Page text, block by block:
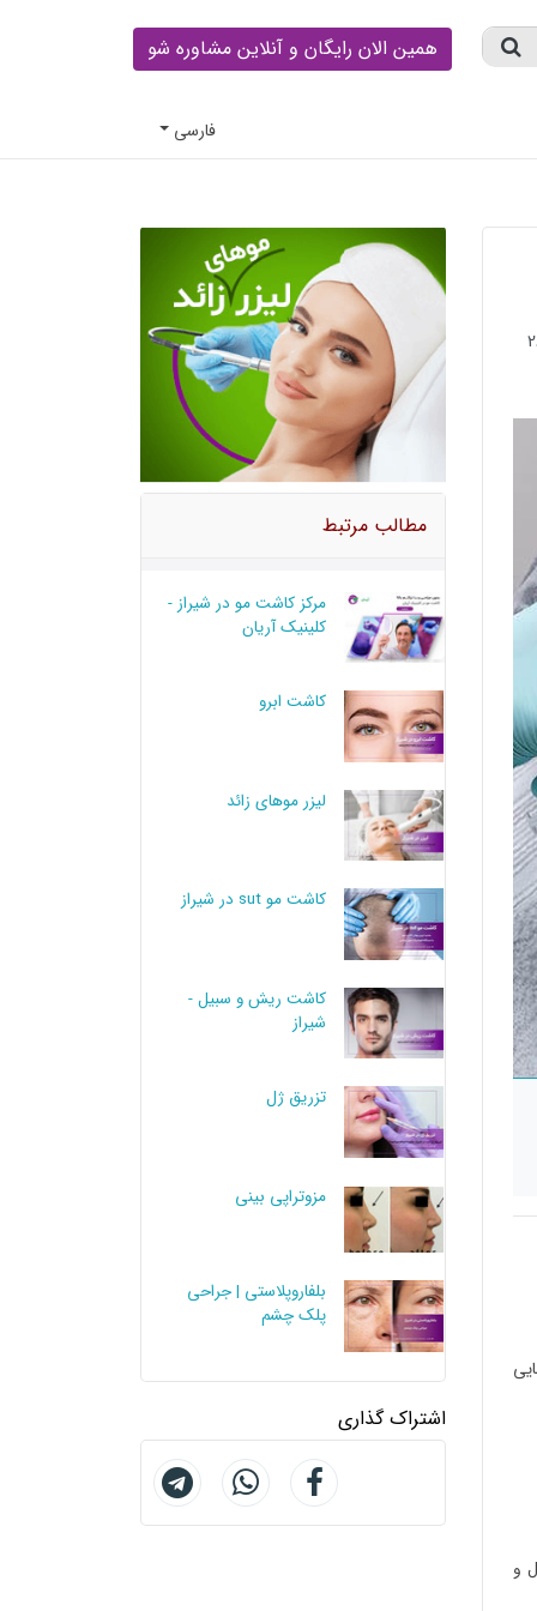
همین الان رایگان و آنلاین مشاوره شو
فارسى
و
مطالب مرتبط
مرکز کاشت مو در شیراز -
کلینیک آریان
کاشت ابرو
لیزر موهای زائد
کاشت مو sut در شیراز
کاشت ریش و سبیل -
شیراز
تزریق ژل
مزوتراپی بینی
بلفاروپلاستی | جراحی
پلک چشم
اشتراک گذاری